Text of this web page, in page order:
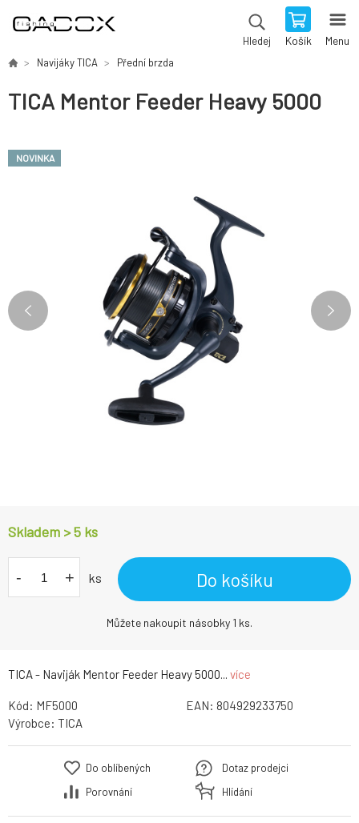
Hledej Košík Menu
Navijáky TICA Přední brzda
TICA Mentor Feeder Heavy 5000
NOVINKA
TICA - Naviják Mentor Feeder Heavy 5000... více
Skladem > 5 ks
- + ks Do košíku
Můžete nakoupit násobky 1 ks.
Kód: MF5000 EAN: 804929233750
Výrobce: TICA
Do oblíbených
Porovnání
Dotaz prodejci
Hlídání